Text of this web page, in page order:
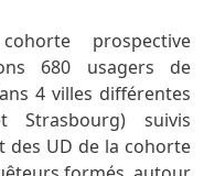
prospective
680 usagers de
4 villes différentes
Strasbourg) suivis
des UD de la cohorte